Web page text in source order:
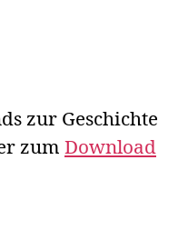
zur Geschichte
zum Download